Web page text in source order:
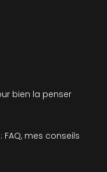
bien la penser
mes conseils